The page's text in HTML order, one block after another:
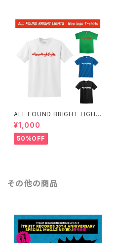
ALL FOUND BRIGHT LIGHT
S SIMPLE LOGO T-SHIRTS
¥1,000
50%OFF
その他の商品